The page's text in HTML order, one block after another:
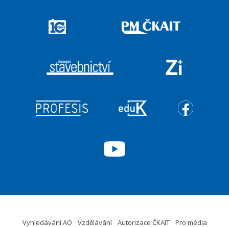
Vyhledávání AO Vzdělávání Autorizace ČKAIT Pro média